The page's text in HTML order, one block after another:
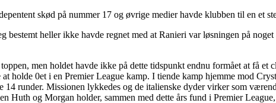
skød på nummer 17 og øvrige medier havde klubben til en et
heller ikke havde regnet med at Ranieri var løsningen på
men holdet havde ikke på dette tidspunkt endnu formået at få
holde 0et i en Premier League kamp. I tiende kamp hjemme mod
runder. Missionen lykkedes og de italienske dyder virker som
Huth og Morgan holder, sammen med dette års fund i Premier